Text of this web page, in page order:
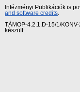
Intézményi Publikációk is
and software credits
TÁMOP-4.2.1.D-15/1/
készült.